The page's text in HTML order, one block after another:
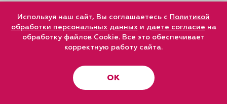
Используя наш сайт, Вы соглашаетесь с Политикой
обработки персональных данныхи даете согласие на
обработку файлов Cookie. Все это обеспечивает
корректную работу сайта.
ОК